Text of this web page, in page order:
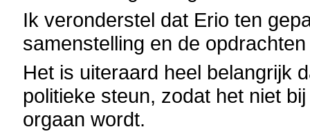
Ik veronderstel dat Erio ten
samenstelling en de
Het is uiteraard heel belangrijk
politieke steun, zodat het niet
orgaan wordt.